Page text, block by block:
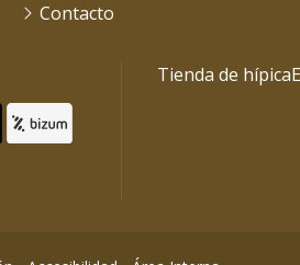
Contacto
Tienda de hípica